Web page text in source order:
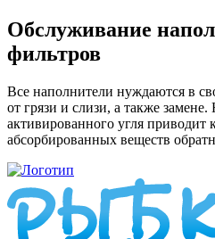
Обслуживание
фильтров
Все наполнители нуждаются в
от грязи и слизи, а также
активированного угля приводит
абсорбированных веществ